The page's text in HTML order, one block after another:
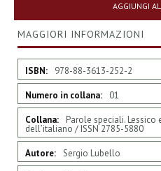
AGGIUNGI
MAGGIORI INFORMAZIONI
Informazioni978-88-3613-252-2
01
Parole speciali.
dell’italiano / ISSN 2785-5880
Sergio Lubello